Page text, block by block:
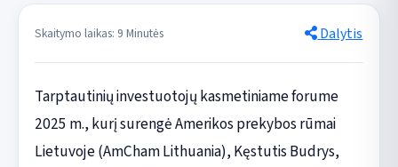
Skaitymo laikas: 9 Minutės Dalytis
Tarptautinių investuotojų kasmetiniame forume
2025 m., kurį surengė Amerikos prekybos rūmai
Lietuvoje (AmCham Lithuania), Kęstutis Budrys,